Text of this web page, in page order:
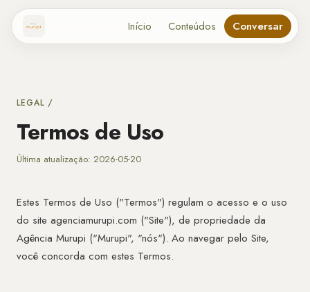
Início Conteúdos Conversar
LEGAL /
Termos de Uso
Última atualização: 2026-05-20
Estes Termos de Uso ("Termos") regulam o acesso e o uso
do site agenciamurupi.com ("Site"), de propriedade da
Agência Murupi ("Murupi", "nós"). Ao navegar pelo Site,
você concorda com estes Termos.